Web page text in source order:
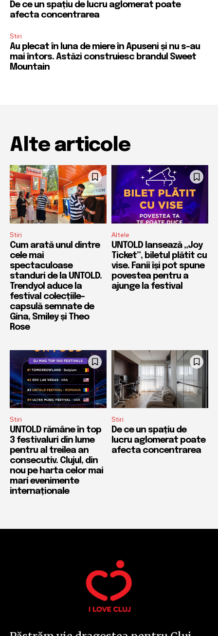
De ce un spațiu de lucru aglomerat poate
afecta concentrarea
Stiri
Au plecat în luna de miere în Apuseni și nu s-au
mai întors. Astăzi construiesc brandul Sweet
Mountain
Alte articole
Stiri
Cum arată unul dintre
cele mai
spectaculoase
standuri de la UNTOLD.
Trendyol aduce la
festival colecțiile-
capsulă semnate de
Gina, Smiley și Theo
Rose
Altele
UNTOLD lansează „Joy
Ticket”, biletul plătit cu
vise. Fanii își pot spune
povestea pentru a
ajunge la festival
Stiri
UNTOLD rămâne în top
3 festivaluri din lume
pentru al treilea an
consecutiv. Clujul, din
nou pe harta celor mai
mari evenimente
internaționale
Stiri
De ce un spațiu de
lucru aglomerat poate
afecta concentrarea